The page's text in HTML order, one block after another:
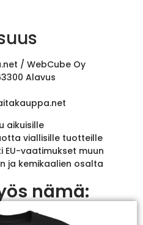
/ WebCube Oy
Alavus
aikuisille
viallisille tuotteille
vaatimukset muun
ja kemikaalien osalta
nämä: